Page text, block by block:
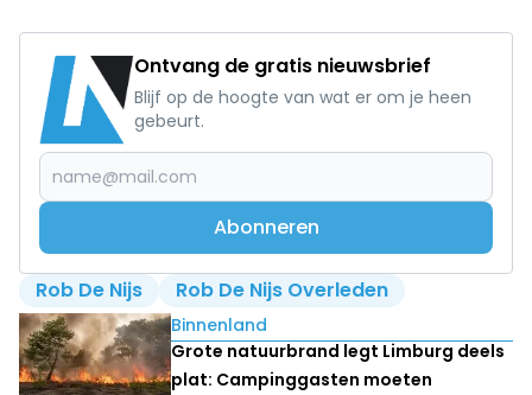
Ontvang de gratis nieuwsbrief
Blijf op de hoogte van wat er om je heen
gebeurt.
Abonneren
Rob De Nijs Rob De Nijs Overleden
Lees ook
Binnenland
Grote natuurbrand legt Limburg deels
plat: Campinggasten moeten